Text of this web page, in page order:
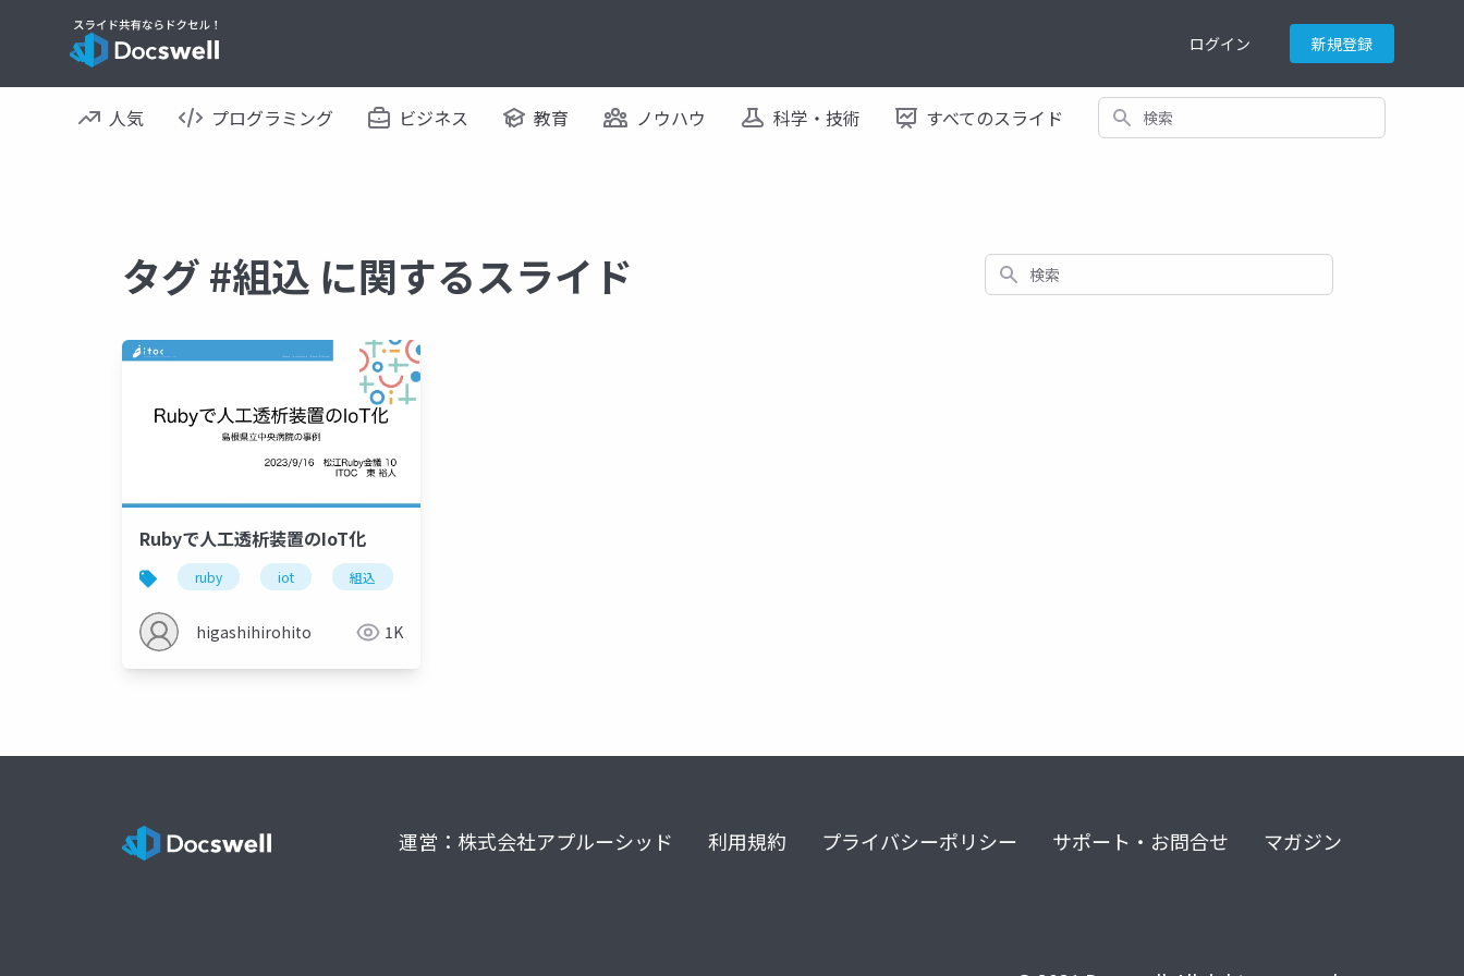
ログイン 新規登録
人気 プログラミング ビジネス 教育 ノウハウ 科学・技術 すべてのスライド 検索
タグ #組込 に関するスライド 検索
Rubyで人工透析装置のIoT化
ruby iot 組込
higashihirohito 1K
運営：株式会社アプルーシッド 利用規約 プライバシーポリシー サポート・お問合せ マガジン